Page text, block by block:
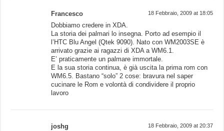
Francesco 18 Febbraio, 2009 at 18:05
Dobbiamo credere in XDA.
La storia dei palmari lo insegna. Porto ad esempio il
l’HTC Blu Angel (Qtek 9090). Nato con WM2003SE è
arrivato grazie ai ragazzi di XDA a WM6.1.
E’ praticamente un palmare immortale.
E la sua storia continua, è già uscita la prima rom con
WM6.5. Bastano “solo” 2 cose: bravura nel saper
cucinare le Rom e volontà di condividere il proprio
lavoro
joshg 18 Febbraio, 2009 at 20:37